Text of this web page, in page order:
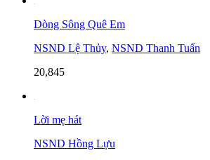
Dòng Sông Quê Em
NSND Lệ Thủy, NSND Thanh Tuấn
20,845
Lời mẹ hát
NSND Hồng Lựu